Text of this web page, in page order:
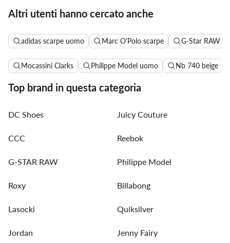
Altri utenti hanno cercato anche
adidas scarpe uomo Marc O'Polo scarpe G-Star RAW
Mocassini Clarks Philippe Model uomo Nb 740 beige
Top brand in questa categoria
DC Shoes Juicy Couture
CCC Reebok
G-STAR RAW Philippe Model
Roxy Billabong
Lasocki Quiksilver
Jordan Jenny Fairy